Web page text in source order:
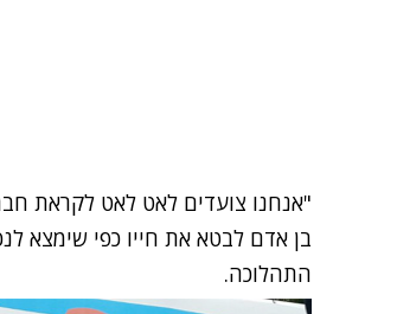
"אנחנו צועדים לאט לאט לקראת
בן אדם לבטא את חייו כפי שימצא
התהלוכה.